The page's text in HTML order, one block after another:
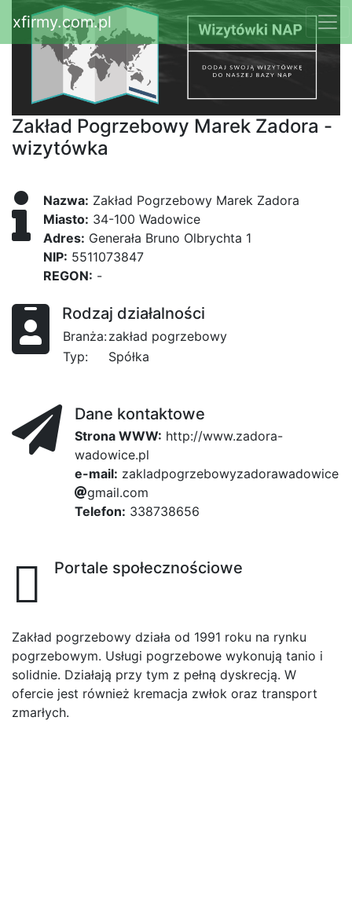
xfirmy.com.pl
Zakład Pogrzebowy Marek Zadora -
wizytówka
Nazwa: Zakład Pogrzebowy Marek Zadora
Miasto: 34-100 Wadowice
Adres: Generała Bruno Olbrychta 1
NIP: 5511073847
REGON: -
Rodzaj działalności
Branża:zakład pogrzebowy
Typ:
Spółka
Dane kontaktowe
Strona WWW: http://www.zadora-
wadowice.pl
e-mail: z8a4
akladpdc6
ob4
grzef
bowyzc
a0
d11
ora1
wad45a
owice
gmail.com
Telefon: 338738656
Portale społecznościowe
Zakład pogrzebowy działa od 1991 roku na rynku
pogrzebowym. Usługi pogrzebowe wykonują tanio i
solidnie. Działają przy tym z pełną dyskrecją. W
ofercie jest również kremacja zwłok oraz transport
zmarłych.